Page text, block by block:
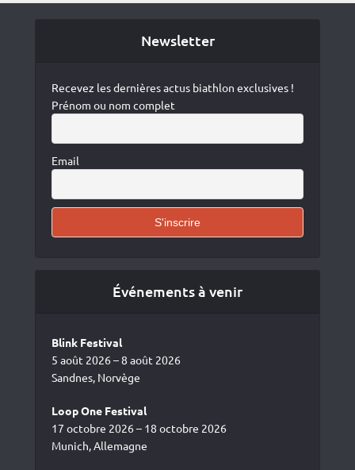
Newsletter
Recevez les dernières actus biathlon exclusives !
Prénom ou nom complet
Email
Événements à venir
Blink Festival
5 août 2026 – 8 août 2026
Sandnes, Norvège
Loop One Festival
17 octobre 2026 – 18 octobre 2026
Munich, Allemagne